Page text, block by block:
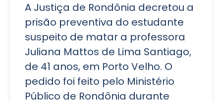
A Justiça de Rondônia decretou a
prisão preventiva do estudante
suspeito de matar a professora
Juliana Mattos de Lima Santiago,
de 41 anos, em Porto Velho. O
pedido foi feito pelo Ministério
Público de Rondônia durante